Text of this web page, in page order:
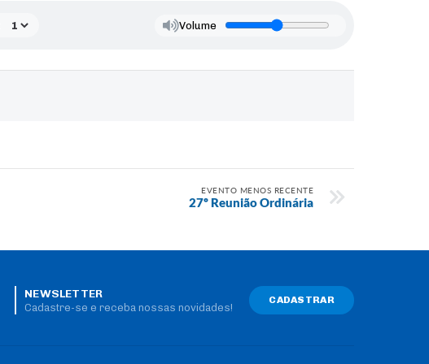
Volume
EVENTO MENOS RECENTE
27º Reunião Ordinária
NEWSLETTER
Cadastre-se e receba nossas novidades!
CADASTRAR